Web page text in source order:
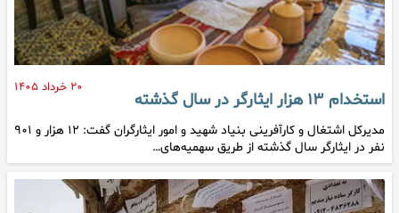
۲۰ خرداد ۱۴۰۵
استخدام ۱۳ هزار ایثارگر در سال گذشته
مدیرکل اشتغال و کارآفرینی بنیاد شهید و امور ایثارگران گفت: ۱۲ هزار و ۹۰۱
نفر در ایثارگر سال گذشته از طریق سهمیه‌های…